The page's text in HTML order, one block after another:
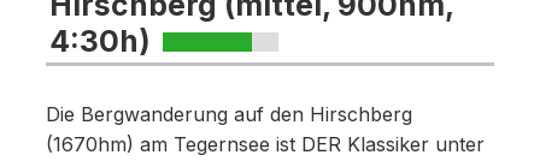
4:30h)
Die Bergwanderung auf den Hirschberg
(1670hm) am Tegernsee ist DER Klassiker unter